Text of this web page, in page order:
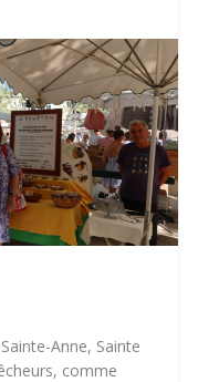
Anne, Sainte
comme